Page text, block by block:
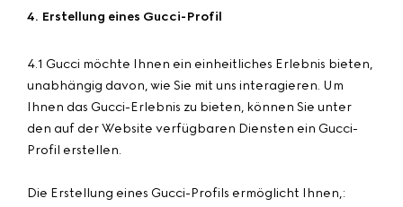
4. Erstellung eines Gucci-Profil
4.1 Gucci möchte Ihnen ein einheitliches Erlebnis bieten,
unabhängig davon, wie Sie mit uns interagieren. Um
Ihnen das Gucci-Erlebnis zu bieten, können Sie unter
den auf der Website verfügbaren Diensten ein Gucci-
Profil erstellen.
Die Erstellung eines Gucci-Profils ermöglicht Ihnen,: